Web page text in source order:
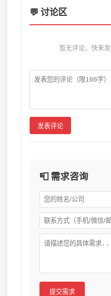
💬 讨论区
暂无评论，快来发
发表评论
📮 需求咨询
提交需求